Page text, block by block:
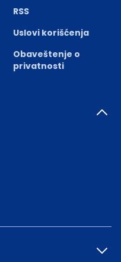
RSS
Uslovi korišćenja
Obaveštenje o
privatnosti